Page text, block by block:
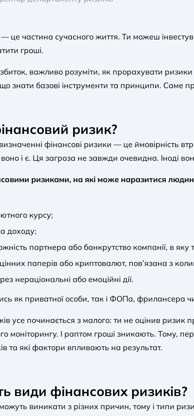
це частина сучасного життя. Ти можеш
гроші.
важливо розуміти, як прорахувати ризики
знати базові інструменти та принципи. Саме
ризик?
фінансові ризики — це ймовірність
і є. Ця загроза не завжди очевидна. Іноді
ризиками, на які може наразитися
курсу;
доходу;
партнера або банкрутство компанії, в яку
цінних паперів або криптовалют, пов’язана з
нераціональні або емоційні дії.
як приватної особи, так і ФОПа, фрилансера
усе починається з малого: ти не оцінив ризик
моніторингу. І раптом гроші зникають. Тому,
та які фактори впливають на результат.
види фінансових ризиків?
виникати з різних причин, тому і типи